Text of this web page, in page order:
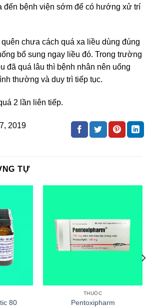
đến bệnh viện sớm để có hướng xử trí
chưa cách quá xa liều dùng đúng
bổ sung ngay liều đó. Trong trường
đã quá lâu thì bệnh nhân nên uống
thường và duy trì tiếp tục.
2 lần liên tiếp.
2019
TỰ
80
THUỐC
Pentoxipharm